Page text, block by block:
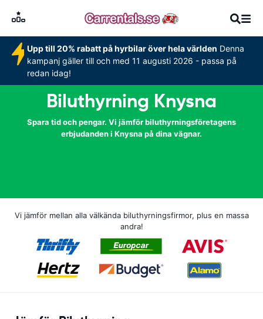
Upp till 20% rabatt på hyrbilar över hela världen Denna
kampanj gäller till och med 11 augusti 2026 - passa på
redan idag!
Biluthyrning Knysna
Spara tid och pengar. Vi jämför biluthyrningsföretagens
erbjudanden i Knysna på dina vägnar.
Vi jämför mellan alla välkända biluthyrningsfirmor, plus en massa
andra!